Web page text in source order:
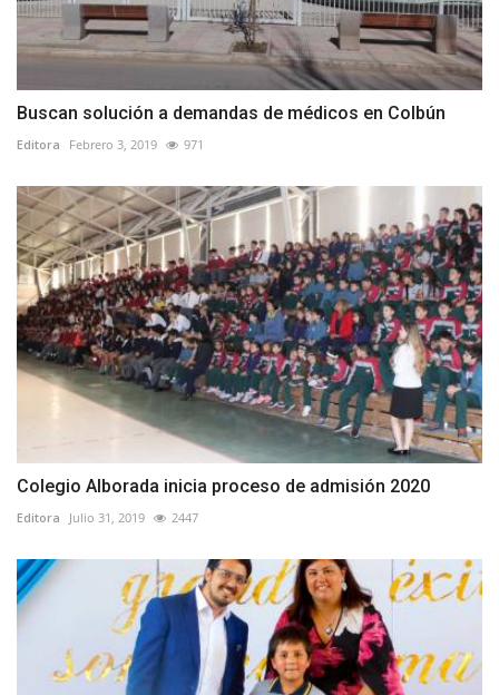
Buscan solución a demandas de médicos en Colbún
Editora Febrero 3, 2019 971
Colegio Alborada inicia proceso de admisión 2020
Editora Julio 31, 2019 2447